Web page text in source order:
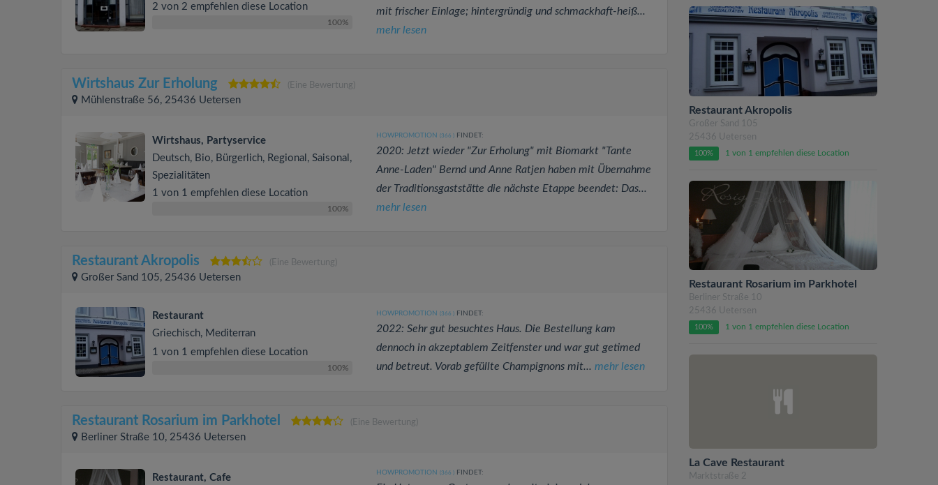
2 von 2 empfehlen diese Location
100%
mit frischer Einlage; hintergründig und schmackhaft-heiß...
mehr lesen
Wirtshaus Zur Erholung (Eine Bewertung)
Mühlenstraße 56, 25436 Uetersen
Wirtshaus, Partyservice
Deutsch, Bio, Bürgerlich, Regional, Saisonal,
Spezialitäten
1 von 1 empfehlen diese Location
100%
HOWPROMOTION (366 )FINDET:
2020: Jetzt wieder "Zur Erholung" mit Biomarkt "Tante
Anne-Laden" Bernd und Anne Ratjen haben mit Übernahme
der Traditionsgaststätte die nächste Etappe beendet: Das...
mehr lesen
Restaurant Akropolis (Eine Bewertung)
Großer Sand 105, 25436 Uetersen
Restaurant
Griechisch, Mediterran
1 von 1 empfehlen diese Location
100%
HOWPROMOTION (366 )FINDET:
2022: Sehr gut besuchtes Haus. Die Bestellung kam
dennoch in akzeptablem Zeitfenster und war gut getimed
und betreut. Vorab gefüllte Champignons mit... mehr lesen
Restaurant Rosarium im Parkhotel (Eine Bewertung)
Berliner Straße 10, 25436 Uetersen
Restaurant, Cafe
HOWPROMOTION (366 )FINDET:
Restaurant Akropolis
Großer Sand 105
25436 Uetersen
100% 1 von 1 empfehlen diese Location
Restaurant Rosarium im Parkhotel
Berliner Straße 10
25436 Uetersen
100% 1 von 1 empfehlen diese Location
La Cave Restaurant
Marktstraße 2